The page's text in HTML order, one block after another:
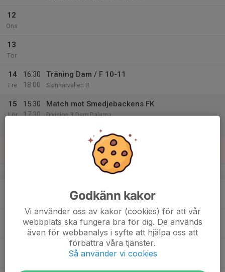
12
Ons
13
Tor
14
Fre
16:30
18:00
Träning Dam / F 10-11
Skinnarvallen B
15
Lör
15:30
17:30
Match mot Smedjebackens FK
Division 3 Dam Dalarna
v.34
Träning Dam / F 10-11
Skinnarvallen BGodkänn kakor
Vi använder oss av kakor (cookies) för att vår
webbplats ska fungera bra för dig. De används
även för webbanalys i syfte att hjälpa oss att
förbättra våra tjänster.
Så använder vi cookies